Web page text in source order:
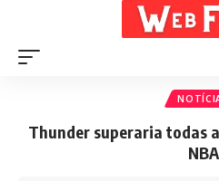
Thunder superaria todas
NBA